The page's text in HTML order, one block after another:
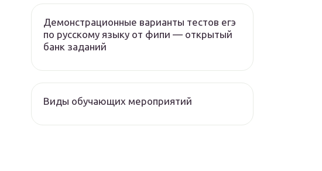
Демонстрационные варианты тестов егэ
по русскому языку от фипи — открытый
банк заданий
Виды обучающих мероприятий